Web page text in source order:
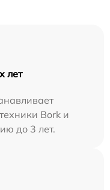
лет
Bork и
до 3 лет.